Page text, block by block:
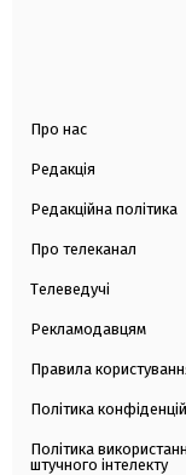
Про нас
Редакція
Редакційна політика
Про телеканал
Телеведучі
Рекламодавцям
Правила
Політика
Політика
штучного інтелекту